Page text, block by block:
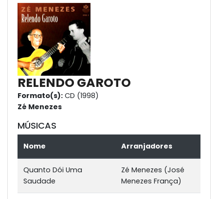
RELENDO GAROTO
Formato(s): CD (1998)
Zé Menezes
MÚSICAS
Nome Arranjadores
Quanto Dói Uma
Saudade
Zé Menezes (José
Menezes França)